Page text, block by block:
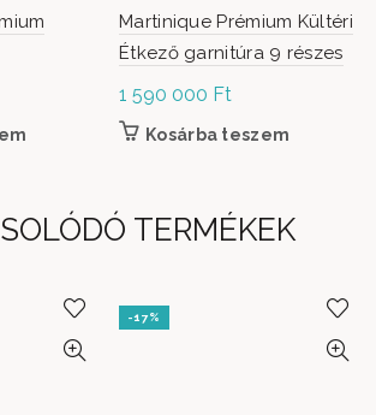
Martinique Prémium Kültéri
Étkező garnitúra 9 részes
1 590 000 Ft
Kosárba teszem
TERMÉKEK
-17%